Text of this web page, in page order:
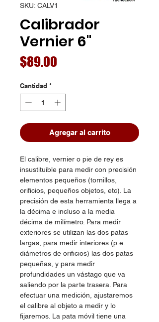
SKU: CALV1
Calibrador
Vernier 6"
$89.00
Cantidad *
Agregar al carrito
El calibre, vernier o pie de rey es
insustituible para medir con precisión
elementos pequeños (tornillos,
orificios, pequeños objetos, etc). La
precisión de esta herramienta llega a
la décima e incluso a la media
décima de milímetro. Para medir
exteriores se utilizan las dos patas
largas, para medir interiores (p.e.
diámetros de orificios) las dos patas
pequeñas, y para medir
profundidades un vástago que va
saliendo por la parte trasera. Para
efectuar una medición, ajustaremos
el calibre al objeto a medir y lo
fijaremos. La pata móvil tiene una